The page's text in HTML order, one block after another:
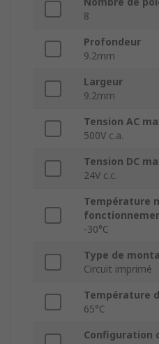
8
Profondeur
9.2mm
Largeur
9.2mm
Tension AC
500V c.a.
Tension DC
24V c.c.
Température
-30°C
Type de
Circuit imprimé
Température
65°C
Configuration